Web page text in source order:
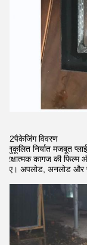
2पैकेजिंग विवरण
अनुकूलित निर्यात मजबूत
सुरक्षात्मक कागज की
लिए। अपलोड, अनलोड और